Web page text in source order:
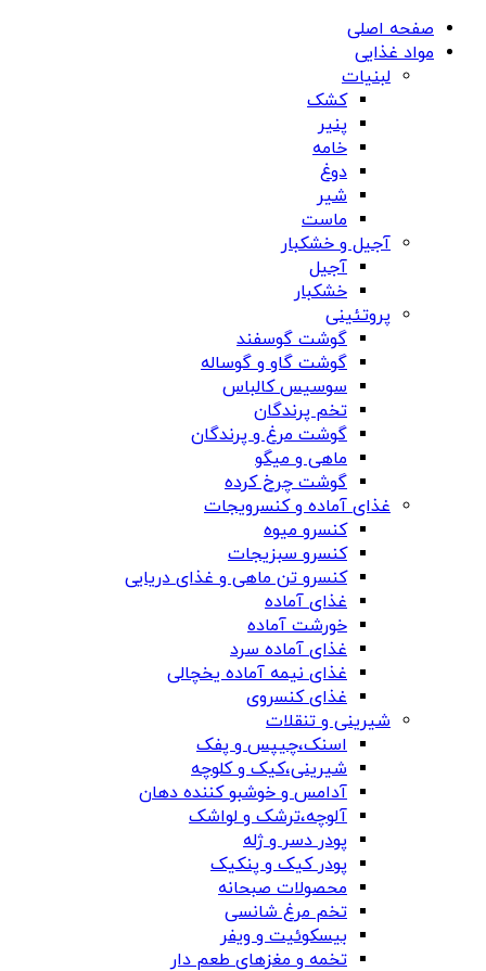
صفحه اصلی
مواد غذایی
لبنیات
کشک
پنیر
خامه
دوغ
شیر
ماست
آجیل و خشکبار
آجیل
خشکبار
پروتئینی
گوشت گوسفند
گوشت گاو و گوساله
سوسیس کالباس
تخم پرندگان
گوشت مرغ و پرندگان
ماهی و میگو
گوشت چرخ کرده
غذای آماده و کنسرویجات
کنسرو میوه
کنسرو سبزیجات
کنسرو تن ماهی و غذای دریایی
غذای آماده
خورشت آماده
غذای آماده سرد
غذای نیمه آماده یخچالی
غذای کنسروی
شیرینی و تنقلات
اسنک،چیپس و پفک
شیرینی،کیک و کلوچه
آدامس و خوشبو کننده دهان
آلوچه،ترشک و لواشک
پودر دسر و ژله
پودر کیک و پنکیک
محصولات صبحانه
تخم مرغ شانسی
بیسکوئیت و ویفر
تخمه و مغزهای طعم دار